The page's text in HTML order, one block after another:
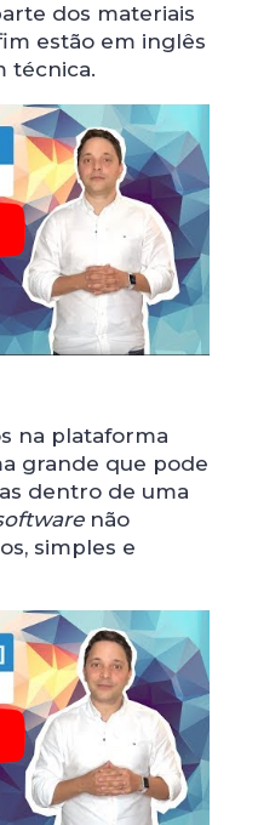
dos materiais
estão em inglês
técnica.
na plataforma
grande que pode
dentro de uma
não
simples e